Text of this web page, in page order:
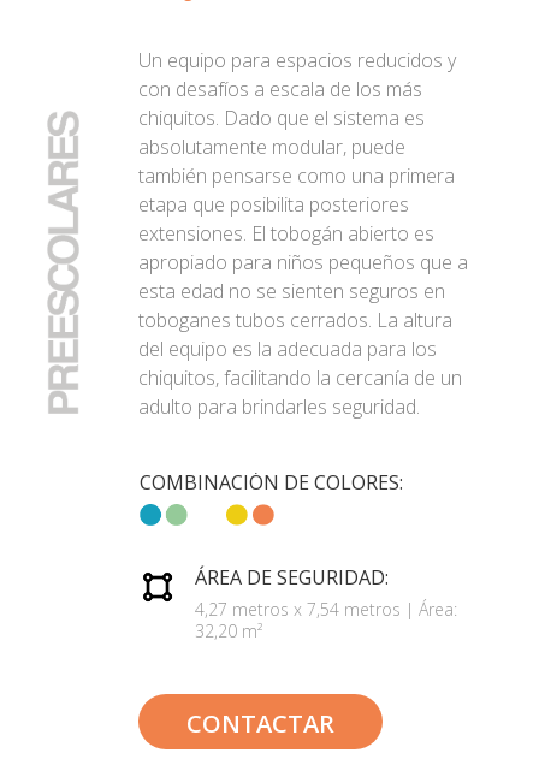
Un equipo para espacios reducidos y
con desafíos a escala de los más
chiquitos. Dado que el sistema es
absolutamente modular, puede
también pensarse como una primera
etapa que posibilita posteriores
extensiones. El tobogán abierto es
apropiado para niños pequeños que a
esta edad no se sienten seguros en
toboganes tubos cerrados. La altura
del equipo es la adecuada para los
chiquitos, facilitando la cercanía de un
adulto para brindarles seguridad.
COMBINACIÓN DE COLORES:
ÁREA DE SEGURIDAD:
4,27 metros x 7,54 metros | Área:
32,20 m²
CONTACTAR